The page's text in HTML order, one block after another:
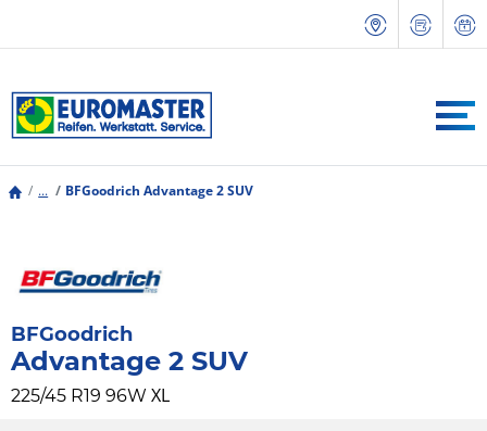
... BFGoodrich Advantage 2 SUV
BFGoodrich
Advantage 2 SUV
225/45 R19 96W XL